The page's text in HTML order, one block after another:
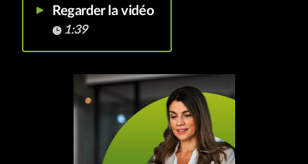
Regarder la vidéo
1:39